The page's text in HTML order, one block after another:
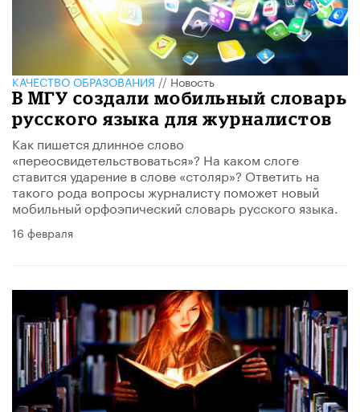
КАЧЕСТВО ОБРАЗОВАНИЯ//Новость
В МГУ создали мобильный словарь
русского языка для журналистов
​Как пишется длинное слово
«переосвидетельствоваться»? На каком слоге
ставится ударение в слове «столяр»? Ответить на
такого рода вопросы журналисту поможет новый
мобильный орфоэпический словарь русского языка.
16 февраля